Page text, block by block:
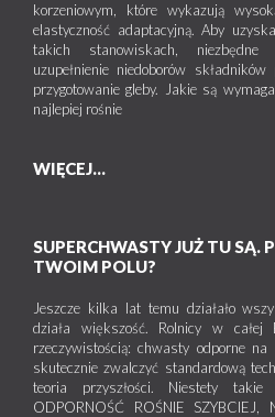
korzeniowym, które wykazują
elastyczność adaptacyjną. Aby
takich stanowiskach,
uzupełnienie niedoborów
przygotowanie gleby. Jakie są
najlepiej rośnie
WIĘCEJ...
SUPERCHWASTY JUŻ TU SĄ.
TWOIM POLU?
Jeszcze kilka lat temu działało
działa większość. Rolnicy w
rzeczywistością: chwasty odporne
skutecznie zwalczyć standardową
teoria przyszłości. Niestety
ODPORNOŚĆ ROŚNIE SZYBCIEJ,